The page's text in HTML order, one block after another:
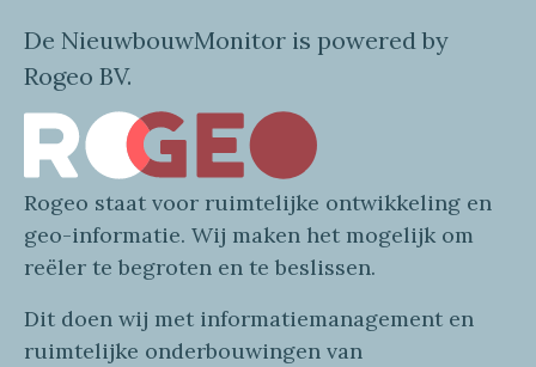
De NieuwbouwMonitor is powered by
Rogeo BV.
Rogeo staat voor ruimtelijke ontwikkeling en
geo-informatie. Wij maken het mogelijk om
reëler te begroten en te beslissen.
Dit doen wij met informatiemanagement en
ruimtelijke onderbouwingen van